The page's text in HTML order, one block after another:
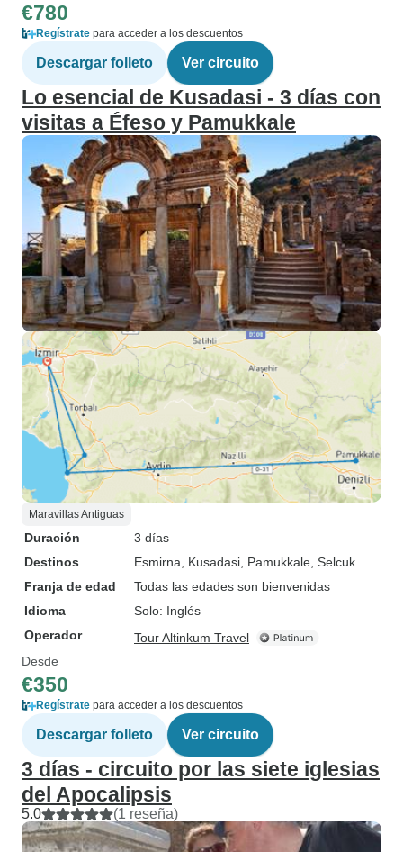
€780
Regístrate para acceder a los descuentos
Descargar folleto Ver circuito
Lo esencial de Kusadasi - 3 días con
visitas a Éfeso y Pamukkale
Maravillas Antiguas
Duración
3 días
Destinos
Esmirna , Kusadasi , Pamukkale , Selcuk
Franja de edad
Todas las edades son bienvenidas
Idioma
Solo: Inglés
Operador
Tour Altinkum Travel
Desde
€350
Regístrate para acceder a los descuentos
Descargar folleto Ver circuito
3 días - circuito por las siete iglesias
del Apocalipsis
5.0 (1 reseña)